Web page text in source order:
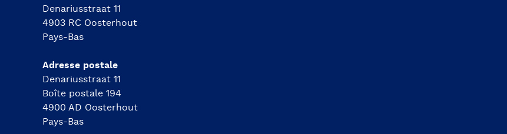
Denariusstraat 11
4903 RC Oosterhout
Pays-Bas
Adresse postale
Denariusstraat 11
Boîte postale 194
4900 AD Oosterhout
Pays-Bas